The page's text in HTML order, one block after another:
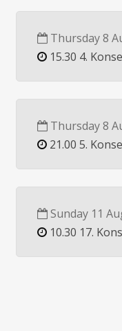
Thursday 8
15.30 4.
Thursday 8
21.00 5.
Sunday 11
10.30 17.